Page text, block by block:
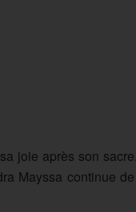
joie après son
Mayssa continue